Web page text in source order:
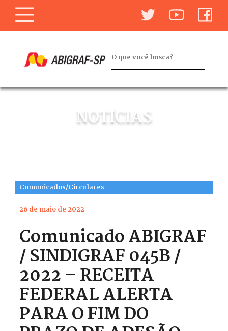
NOTÍCIAS
Comunicados/Circulares
26 de maio de 2022
Comunicado ABIGRAF
/ SINDIGRAF 045B /
2022 – RECEITA
FEDERAL ALERTA
PARA O FIM DO